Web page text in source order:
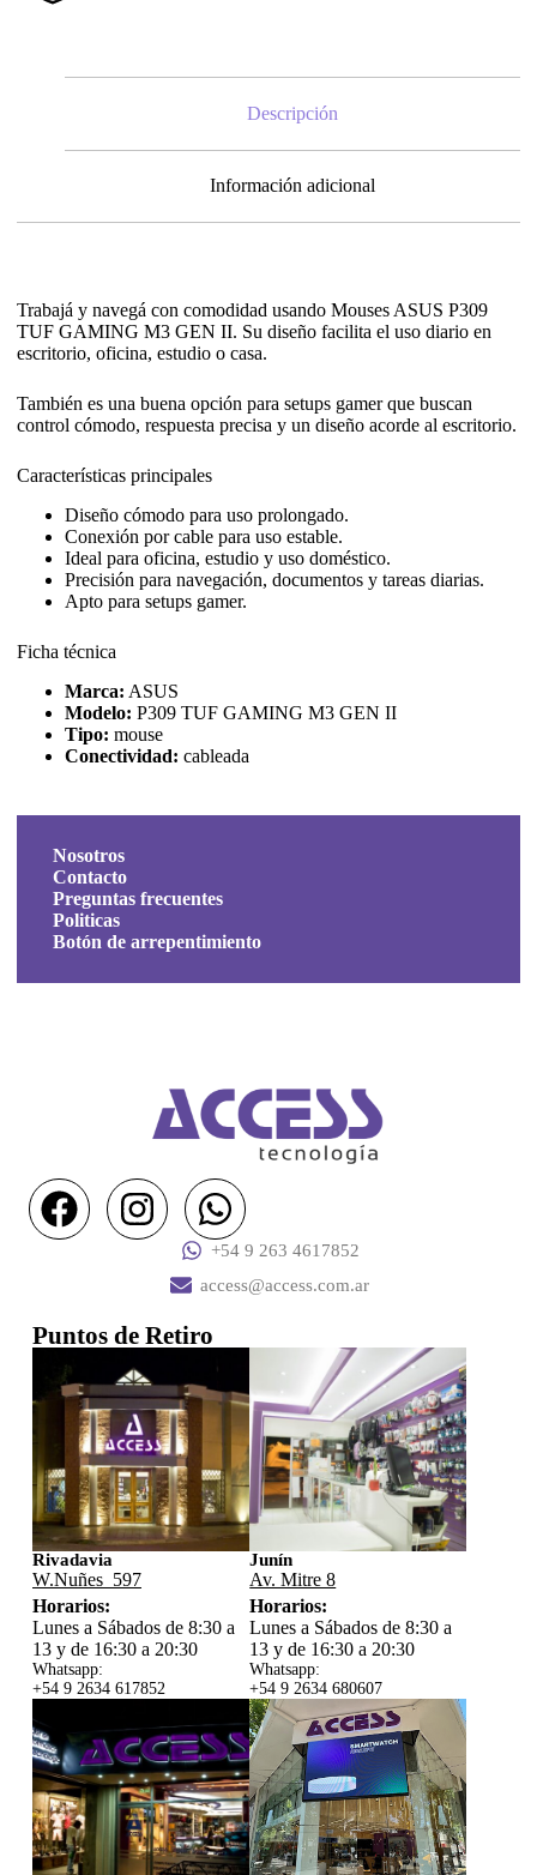
Descripción
Información adicional
Trabajá y navegá con comodidad usando Mouses ASUS P309
TUF GAMING M3 GEN II. Su diseño facilita el uso diario en
escritorio, oficina, estudio o casa.
También es una buena opción para setups gamer que buscan
control cómodo, respuesta precisa y un diseño acorde al escritorio.
Características principales
Diseño cómodo para uso prolongado.
Conexión por cable para uso estable.
Ideal para oficina, estudio y uso doméstico.
Precisión para navegación, documentos y tareas diarias.
Apto para setups gamer.
Ficha técnica
Marca: ASUS
Modelo: P309 TUF GAMING M3 GEN II
Tipo: mouse
Conectividad: cableada
Nosotros
Contacto
Preguntas frecuentes
Politicas
Botón de arrepentimiento
+54 9 263 4617852
access@access.com.ar
Puntos de Retiro
Rivadavia
W.Nuñes 597
Horarios:
Lunes a Sábados de 8:30 a
13 y de 16:30 a 20:30
Whatsapp:
+54 9 2634 617852
Junín
Av. Mitre 8
Horarios:
Lunes a Sábados de 8:30 a
13 y de 16:30 a 20:30
Whatsapp:
+54 9 2634 680607